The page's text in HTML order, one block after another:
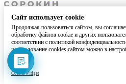
Сайт использует cookie
Продолжая пользоваться сайтом, вы
обработку файлов cookie и других
соответствии с политикой
использование cookies сайтом можно в
CookieWidget